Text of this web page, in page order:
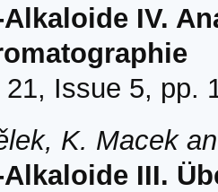
IV.
Issue 5, pp.
K. Macek
III.